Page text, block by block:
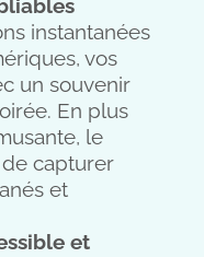
instantanées
vos
un souvenir
En plus
le
capturer
et
et